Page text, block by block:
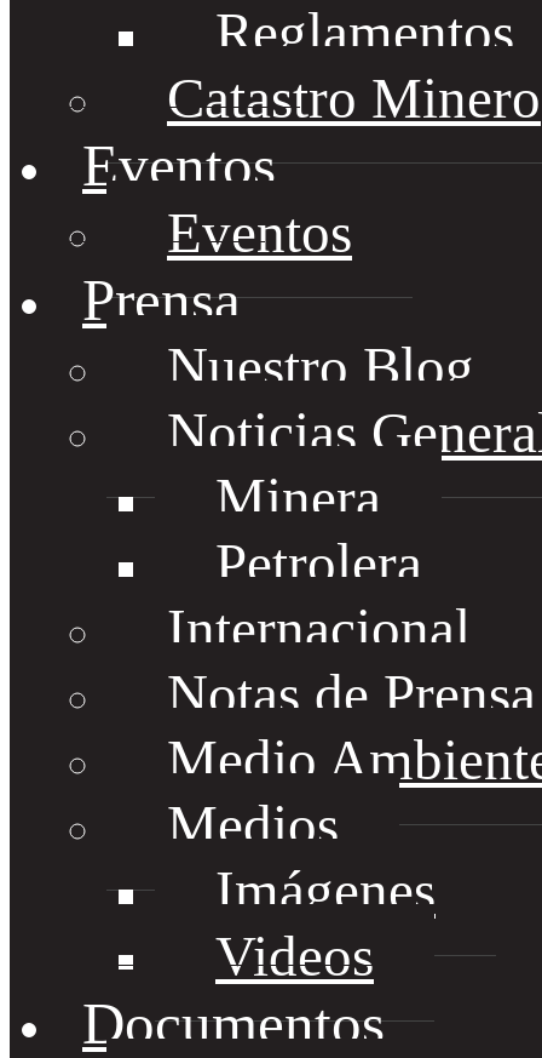
Reglamentos
Catastro Minero
Eventos
Eventos
Prensa
Nuestro Blog
Noticias
Minera
Petrolera
Internacional
Notas de
Medio
Medios
Imágenes
Videos
Documentos